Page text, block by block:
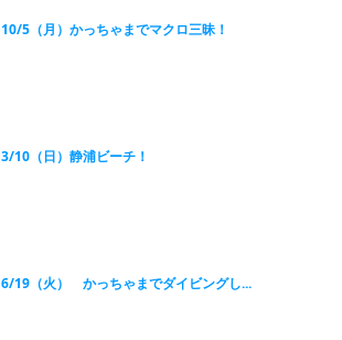
10/5（月）かっちゃまでマクロ三昧！
3/10（日）静浦ビーチ！
6/19（火） かっちゃまでダイビングし...